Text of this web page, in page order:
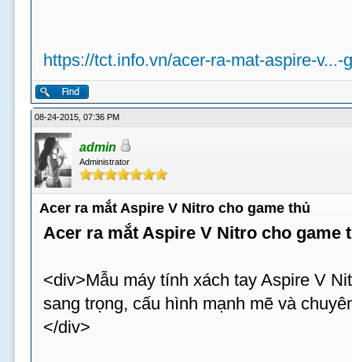
https://tct.info.vn/acer-ra-mat-aspire-v...-
08-24-2015, 07:36 PM
admin
Administrator
Acer ra mắt Aspire V Nitro cho game thủ
Acer ra mắt Aspire V Nitro cho game
<div>Mẫu máy tính xách tay Aspire V
sang trọng, cấu hình mạnh mẽ và
</div>